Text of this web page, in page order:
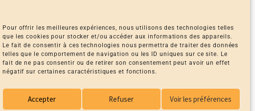
Pour offrir les meilleures expériences, nous utilisons des technologies telles
que les cookies pour stocker et/ou accéder aux informations des appareils.
Le fait de consentir à ces technologies nous permettra de traiter des données
telles que le comportement de navigation ou les ID uniques sur ce site. Le
fait de ne pas consentir ou de retirer son consentement peut avoir un effet
négatif sur certaines caractéristiques et fonctions.
Accepter Refuser Voir les préférences